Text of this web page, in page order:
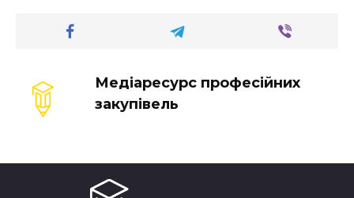
Медіаресурс професійних
закупівель